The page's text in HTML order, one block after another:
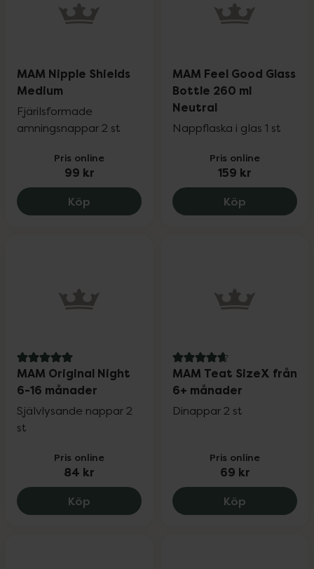
MAM Nipple Shields
Medium
Fjärilsformade
amningsnappar 2 st
Pris online
99 kr
Köp MAM Nipple Shields Medium, 99 kr.
MAM Feel Good Glass
Bottle 260 ml
Neutral
Nappflaska i glas 1 st
Pris online
159 kr
Köp MAM Feel
5 av 5 i omdöme
MAM Original Night
6-16 månader
Självlysande nappar 2
st
Pris online
84 kr
Köp MAM Original Night 6-16 månader, 84
4.8 av 5 i omdöme
MAM Teat SizeX från
6+ månader
Dinappar 2 st
Pris online
69 kr
Köp MAM Teat